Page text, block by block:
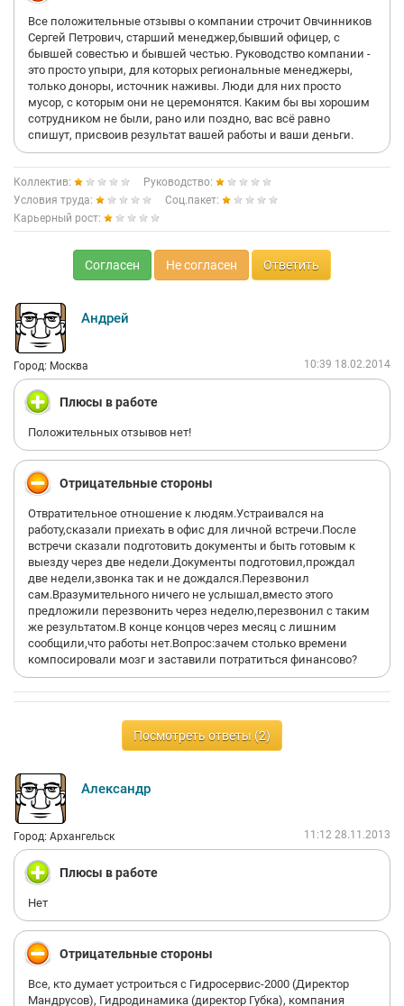
Все положительные отзывы о компании строчит Овчинников
Сергей Петрович, старший менеджер,бывший офицер, с
бывшей совестью и бывшей честью. Руководство компании -
это просто упыри, для которых региональные менеджеры,
только доноры, источник наживы. Люди для них просто
мусор, с которым они не церемонятся. Каким бы вы хорошим
сотрудником не были, рано или поздно, вас всё равно
спишут, присвоив результат вашей работы и ваши деньги.
Коллектив:
Руководство:
Условия труда:
Соц.пакет:
Карьерный рост:
Согласен Не согласен Ответить
Андрей
Город: Москва 10:39 18.02.2014
Плюсы в работе
Положительных отзывов нет!
Отрицательные стороны
Отвратительное отношение к людям.Устраивался на
работу,сказали приехать в офис для личной встречи.После
встречи сказали подготовить документы и быть готовым к
выезду через две недели.Документы подготовил,прождал
две недели,звонка так и не дождался.Перезвонил
сам.Вразумительного ничего не услышал,вместо этого
предложили перезвонить через неделю,перезвонил с таким
же результатом.В конце концов через месяц с лишним
сообщили,что работы нет.Вопрос:зачем столько времени
компосировали мозг и заставили потратиться финансово?
Посмотреть ответы (2)
Александр
Город: Архангельск 11:12 28.11.2013
Плюсы в работе
Нет
Отрицательные стороны
Все, кто думает устроиться с Гидросервис-2000 (Директор
Мандрусов), Гидродинамика (директор Губка), компания